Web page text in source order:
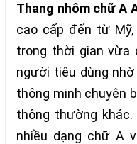
Thang nhôm chữ A
cao cấp đến từ
trong thời gian vừa
người tiêu dùng
thông minh chuyên
thông thường
nhiều dạng chữ A